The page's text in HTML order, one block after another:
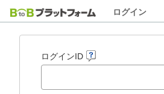
ログイン
ログインID